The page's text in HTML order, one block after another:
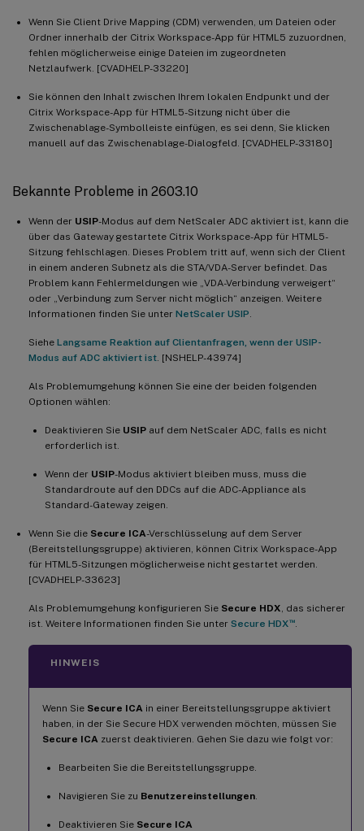
Wenn Sie Client Drive Mapping (CDM) verwenden, um Dateien oder
Ordner innerhalb der Citrix Workspace-App für HTML5 zuzuordnen,
fehlen möglicherweise einige Dateien im zugeordneten
Netzlaufwerk. [CVADHELP-33220]
Sie können den Inhalt zwischen Ihrem lokalen Endpunkt und der
Citrix Workspace-App für HTML5-Sitzung nicht über die
Zwischenablage-Symbolleiste einfügen, es sei denn, Sie klicken
manuell auf das Zwischenablage-Dialogfeld. [CVADHELP-33180]
Bekannte Probleme in 2603.10
Wenn der USIP-Modus auf dem NetScaler ADC aktiviert ist, kann die
über das Gateway gestartete Citrix Workspace-App für HTML5-
Sitzung fehlschlagen. Dieses Problem tritt auf, wenn sich der Client
in einem anderen Subnetz als die STA/VDA-Server befindet. Das
Problem kann Fehlermeldungen wie „VDA-Verbindung verweigert“
oder „Verbindung zum Server nicht möglich“ anzeigen. Weitere
Informationen finden Sie unter NetScaler USIP
Siehe Langsame Reaktion auf Clientanfragen, wenn der USIP-
Modus auf ADC aktiviert ist . [NSHELP-43974]
Als Problemumgehung können Sie eine der beiden folgenden
Optionen wählen:
Deaktivieren Sie USIP auf dem NetScaler ADC, falls es nicht
erforderlich ist.
Wenn der USIP-Modus aktiviert bleiben muss, muss die
Standardroute auf den DDCs auf die ADC-Appliance als
Standard-Gateway zeigen.
Wenn Sie die Secure ICA-Verschlüsselung auf dem Server
(Bereitstellungsgruppe) aktivieren, können Citrix Workspace-App
für HTML5-Sitzungen möglicherweise nicht gestartet werden.
[CVADHELP-33623]
Als Problemumgehung konfigurieren Sie Secure HDX , das sicherer
ist. Weitere Informationen finden Sie unter Secure HDX™.
HINWEIS
Wenn Sie Secure ICA in einer Bereitstellungsgruppe aktiviert
haben, in der Sie Secure HDX verwenden möchten, müssen Sie
Secure ICA zuerst deaktivieren. Gehen Sie dazu wie folgt vor:
Bearbeiten Sie die Bereitstellungsgruppe.
Navigieren Sie zu Benutzereinstellungen
Deaktivieren Sie Secure ICA